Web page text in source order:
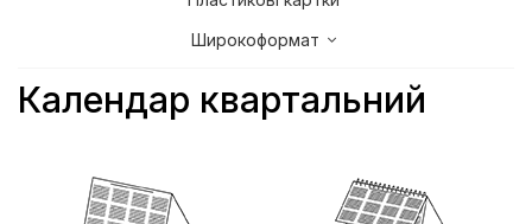
Широкоформат
Календар квартальний